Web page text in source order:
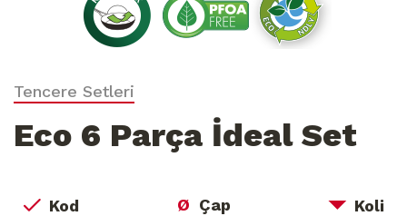
Tencere Setleri
Eco 6 Parça İdeal Set
Kod Ø Çap
Koli